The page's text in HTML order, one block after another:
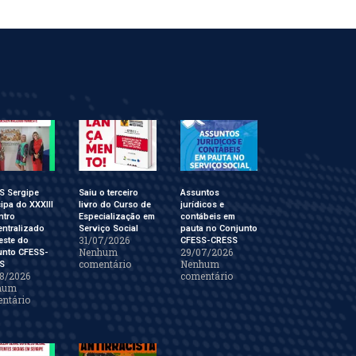
Sergipe
do XXXIII
do
CFESS-
2026
Saiu o terceiro
livro do Curso de
Especialização em
Serviço Social
31/07/2026
Nenhum
comentário
Assuntos
jurídicos e
contábeis em
pauta no Conjunto
CFESS-CRESS
29/07/2026
Nenhum
comentário